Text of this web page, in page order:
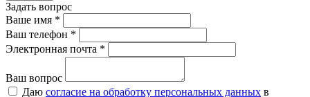
Задать вопрос
Ваше имя *
Ваш телефон *
Электронная почта *
Ваш вопрос
Даю согласие на обработку персональных данных в